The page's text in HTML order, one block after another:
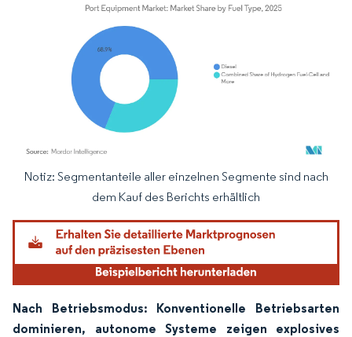
Bild © Mordor Intelligence. Wiederverwendung erfordert Namensnennung
Notiz: Segmentanteile aller einzelnen Segmente sind nach
dem Kauf des Berichts erhältlich
Nach Betriebsmodus: Konventionelle Betriebsarten
dominieren, autonome Systeme zeigen explosives